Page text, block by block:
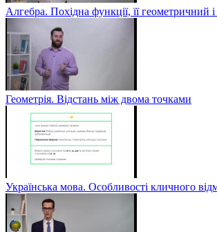
Алгебра. Похідна функції, її геометричний
Геометрія. Відстань між двома точками
Українська мова. Особливості кличного